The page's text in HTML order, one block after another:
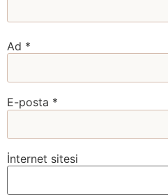
Ad *
E-posta *
İnternet sitesi